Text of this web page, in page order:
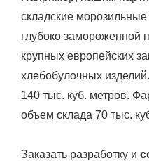
складские
глубоко замороженной
крупных европейских
хлебобулочных
140 тыс. куб. метров.
объем склада 70 тыс.
Заказать разработку и